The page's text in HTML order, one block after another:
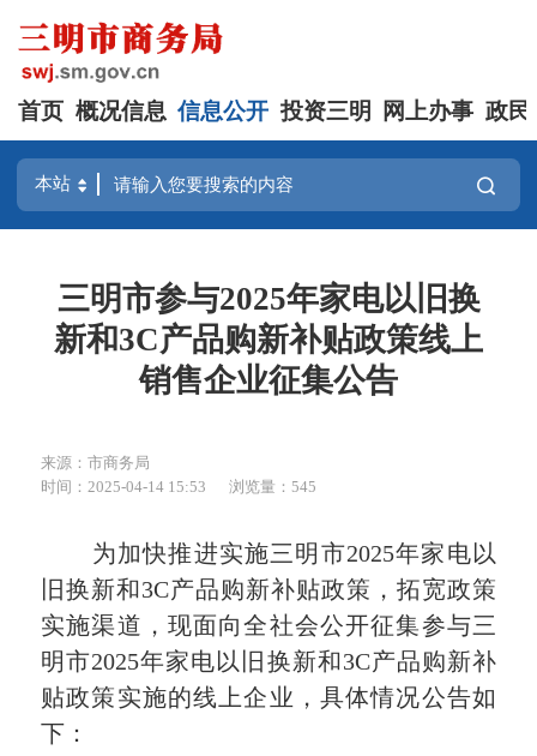
首页 概况信息 信息公开 投资三明 网上办事 政民
三明市参与2025年家电以旧换
新和3C产品购新补贴政策线上
销售企业征集公告
来源：市商务局
时间：2025-04-14 15:53
浏览量：545
为加快推进实施三明市2025年家电以
旧换新和3C产品购新补贴政策，拓宽政策
实施渠道，现面向全社会公开征集参与三
明市2025年家电以旧换新和3C产品购新补
贴政策实施的线上企业，具体情况公告如
下：